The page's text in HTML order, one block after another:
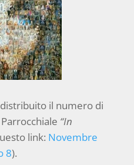
il numero di
“In
link: Novembre
8).